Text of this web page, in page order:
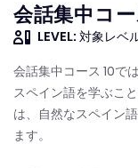
会話集中コ
LEVEL: 対象レベ
会話集中コース 10で
スペイン語を学ぶこ
は、自然なスペイン
ます。